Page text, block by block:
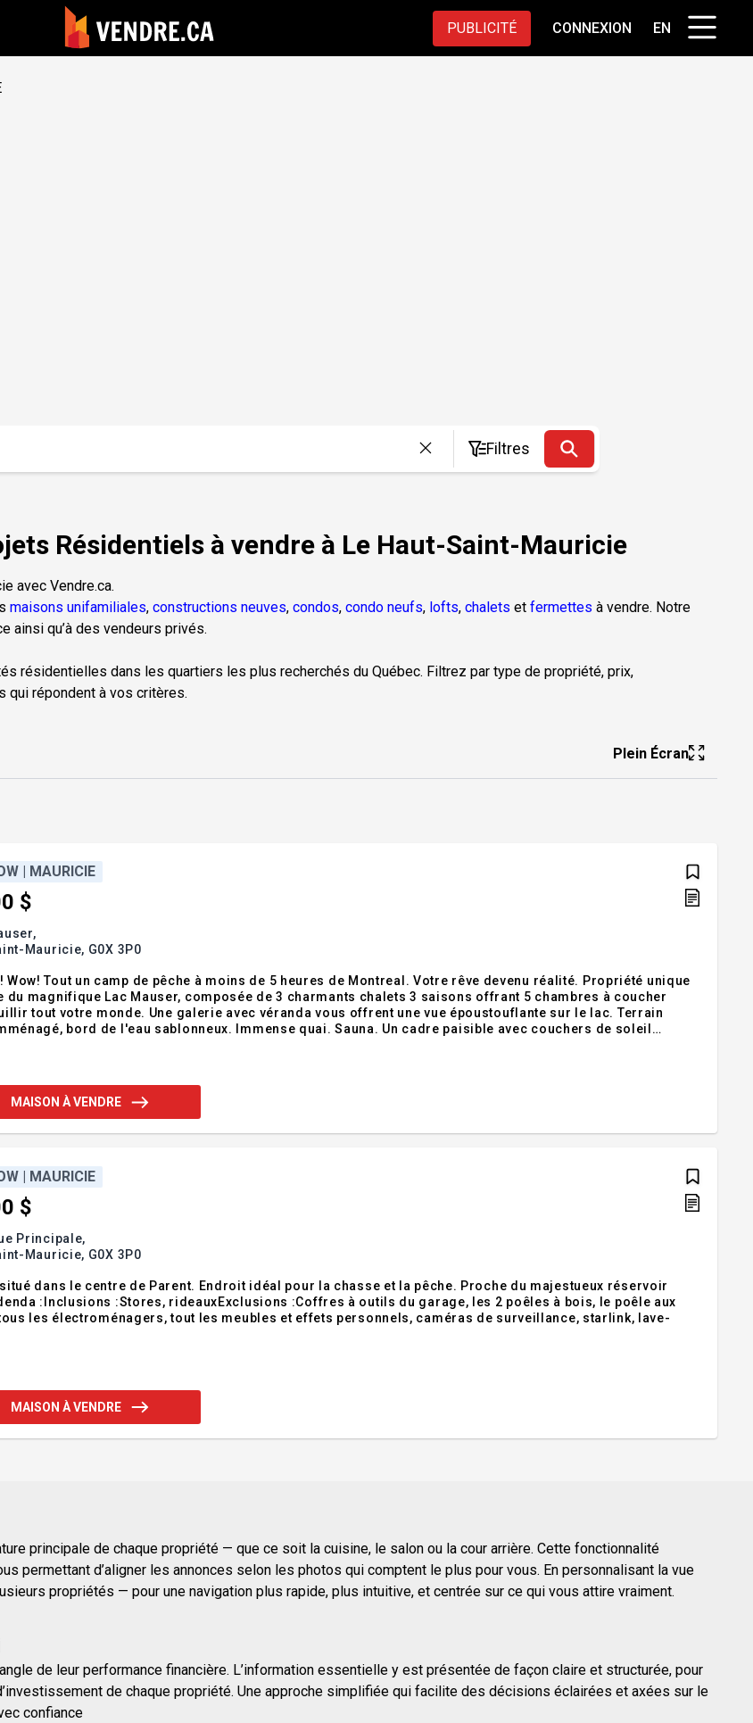
PUBLICITÉ CONNEXION EN
Filtres
Résidentiels à vendre à Le Haut-Saint-Mauricie
avec Vendre.ca.
maisons unifamiliales, constructions neuves, condos, condo neufs, lofts, chalets et fermettes à vendre. Notre
ainsi qu’à des vendeurs privés.
résidentielles dans les quartiers les plus recherchés du Québec. Filtrez par type de propriété, prix,
qui répondent à vos critères.
Plein Écran
| MAURICIE
$
Mauricie, G0X 3P0
Wow! Tout un camp de pêche à moins de 5 heures de Montreal. Votre rêve devenu réalité. Propriété unique
du magnifique Lac Mauser, composée de 3 charmants chalets 3 saisons offrant 5 chambres à coucher
tout votre monde. Une galerie avec véranda vous offrent une vue époustouflante sur le lac. Terrain
bord de l'eau sablonneux. Immense quai. Sauna. Un cadre paisible avec couchers de soleil
bateau, paddle board, ca
MAISON À VENDRE
| MAURICIE
$
Principale,
Mauricie, G0X 3P0
dans le centre de Parent. Endroit idéal pour la chasse et la pêche. Proche du majestueux réservoir
:Inclusions :Stores, rideauxExclusions :Coffres à outils du garage, les 2 poêles à bois, le poêle aux
les électroménagers, tout les meubles et effets personnels, caméras de surveillance, starlink, lave-
MAISON À VENDRE
principale de chaque propriété — que ce soit la cuisine, le salon ou la cour arrière. Cette fonctionnalité
permettant d’aligner les annonces selon les photos qui comptent le plus pour vous. En personnalisant la vue
propriétés — pour une navigation plus rapide, plus intuitive, et centrée sur ce qui vous attire vraiment.
de leur performance financière. L’information essentielle y est présentée de façon claire et structurée, pour
de chaque propriété. Une approche simplifiée qui facilite des décisions éclairées et axées sur le
confiance